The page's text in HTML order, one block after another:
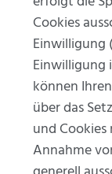
Cookies
Einwilligung
Einwilligung
können
über das
und
Annahme